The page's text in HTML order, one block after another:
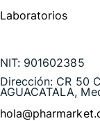
Laboratorios
NIT: 901602385
Dirección: CR 50
AGUACATALA,